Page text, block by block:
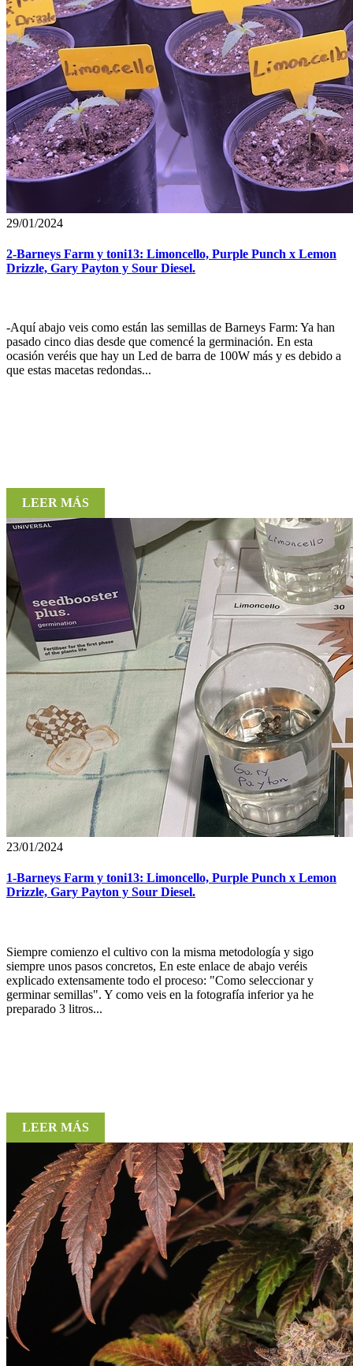
29/01/2024
2-Barneys Farm y toni13: Limoncello, Purple Punch x Lemon
Drizzle, Gary Payton y Sour Diesel.
-Aquí abajo veis como están las semillas de Barneys Farm: Ya han
pasado cinco dias desde que comencé la germinación. En esta
ocasión veréis que hay un Led de barra de 100W más y es debido a
que estas macetas redondas...
LEER MÁS
23/01/2024
1-Barneys Farm y toni13: Limoncello, Purple Punch x Lemon
Drizzle, Gary Payton y Sour Diesel.
Siempre comienzo el cultivo con la misma metodología y sigo
siempre unos pasos concretos, En este enlace de abajo veréis
explicado extensamente todo el proceso: "Como seleccionar y
germinar semillas". Y como veis en la fotografía inferior ya he
preparado 3 litros...
LEER MÁS